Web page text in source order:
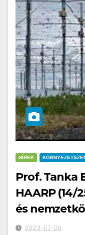
HÍREK
Prof. Tanka
HAARP (14/
és
2023-07-06